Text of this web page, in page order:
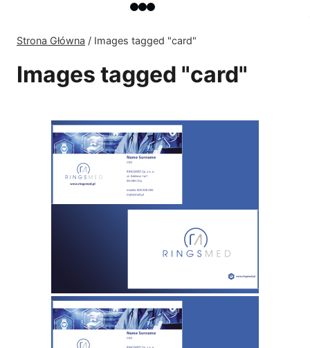
Strona Główna / Images tagged "card"
Images tagged "card"